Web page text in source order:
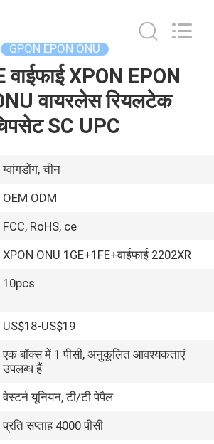
GPON EPON ONU
वाईफाई XPON EPON
वायरलेस रियलटेक
SC UPC
ग्वांगडोंग, चीन
OEM ODM
FCC, RoHS, ce
XPON ONU 1GE+1FE+वाईफाई 2202XR
10pcs
US$18-US$19
एक बॉक्स में 1 पीसी, अनुकूलित आवश्यकताएं
उपलब्ध हैं
वेस्टर्न यूनियन, टी/टी.पेपैल
प्रति सप्ताह 4000 पीसी